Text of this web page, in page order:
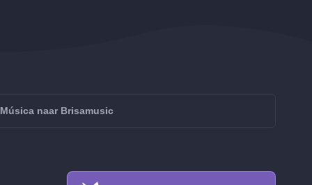
naar Brisamusic